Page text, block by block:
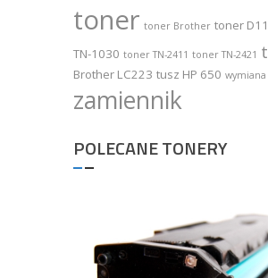
toner toner Brother toner
TN-1030 toner TN-2411 toner TN-2421
Brother LC223 tusz HP 650 wymiana
zamiennik
POLECANE TONERY